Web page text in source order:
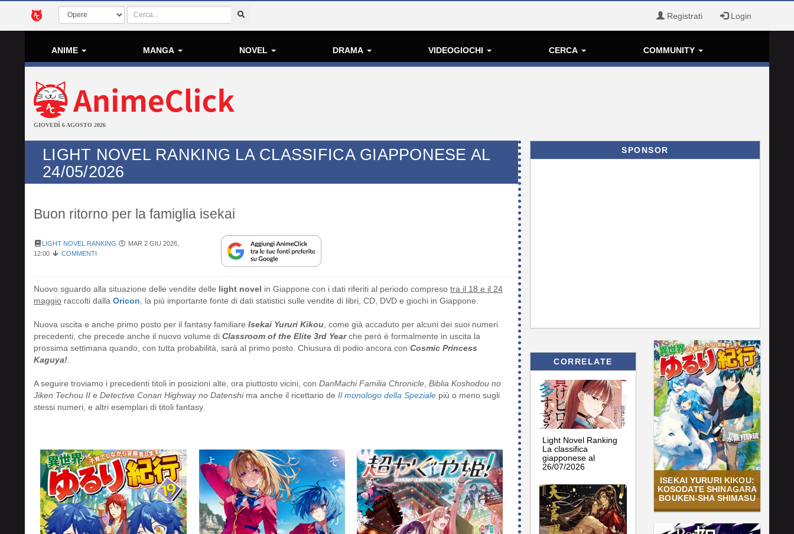
Registrati Login
ANIME MANGA NOVEL DRAMA VIDEOGIOCHI CERCA COMMUNITY
GIOVEDÌ 6 AGOSTO 2026
LIGHT NOVEL RANKING LA CLASSIFICA GIAPPONESE AL
24/05/2026
Buon ritorno per la famiglia isekai
LIGHT NOVEL RANKING
MAR 2 GIU 2026,
12:00
COMMENTI
Nuovo sguardo alla situazione delle vendite delle light novel in Giappone con i dati riferiti al periodo compreso tra il 18 e il 24
maggio raccolti dalla Oricon , la più importante fonte di dati statistici sulle vendite di libri, CD, DVD e giochi in Giappone.
Nuova uscita e anche primo posto per il fantasy familiare Isekai Yururi Kikou , come già accaduto per alcuni dei suoi numeri
precedenti, che precede anche il nuovo volume di Classroom of the Elite 3rd Yearche però è formalmente in uscita la
prossima settimana quando, con tutta probabilità, sarà al primo posto. Chiusura di podio ancora con Cosmic Princess
Kaguya!
A seguire troviamo i precedenti titoli in posizioni alte, ora piuttosto vicini, con DanMachi Familia Chronicle Biblia Koshodou no
Jiken Techou II e Detective Conan Highway no Datenshima anche il ricettario de Il monologo della Speziale più o meno sugli
stessi numeri, e altri esemplari di titoli fantasy.
SPONSOR
CORRELATE
Light Novel Ranking
La classifica
giapponese al
26/07/2026
ISEKAI YURURI KIKOU:
KOSODATE SHINAGARA
BOUKEN-SHA SHIMASU